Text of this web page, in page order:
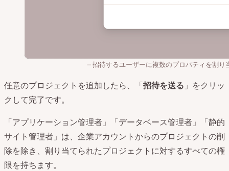
招待するユーザーに複数のプロパティを割り
任意のプロジェクトを追加したら、「招待を送る 」をクリッ
クして完了です。
「アプリケーション管理者」「データベース管理者」「静的
サイト管理者」は、企業アカウントからのプロジェクトの削
除を除き、割り当てられたプロジェクトに対するすべての権
限を持ちます。